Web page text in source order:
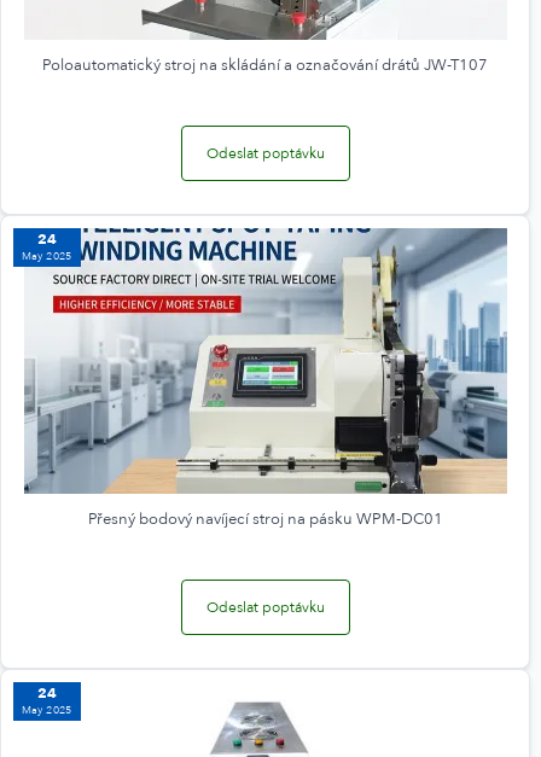
Poloautomatický stroj na skládání a označování drátů JW-T107
Odeslat poptávku
24
May 2025
Přesný bodový navíjecí stroj na pásku WPM-DC01
Odeslat poptávku
24
May 2025